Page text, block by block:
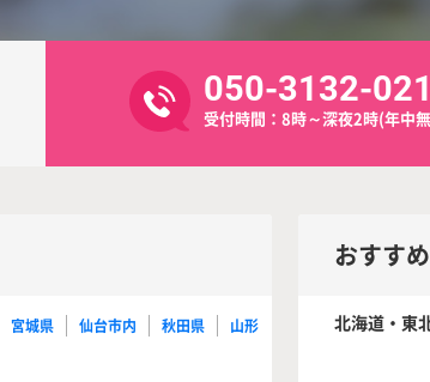
050-3132-
受付時間：8時～深夜2時(年中
宮城県 仙台市内 秋田県
山形
おすす
北海道・東